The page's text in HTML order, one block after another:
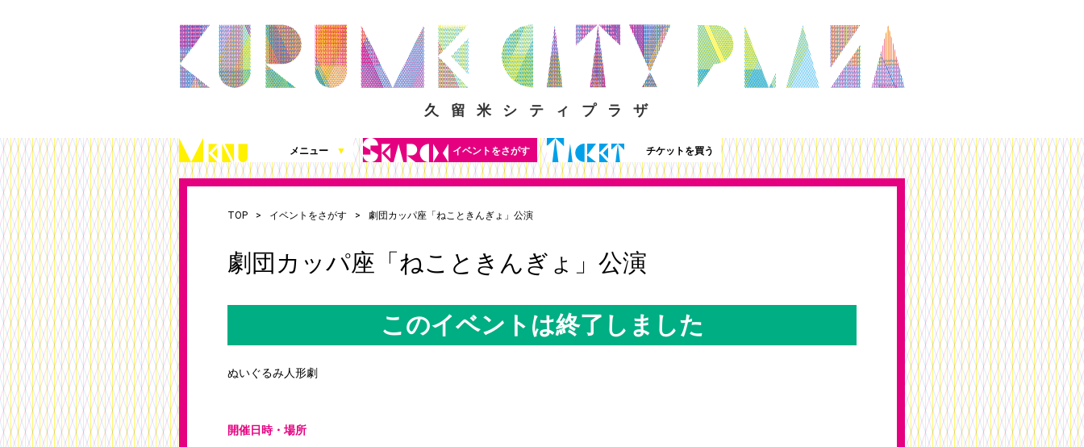
久留米シティプラザ
メニュー ▼
久留米シティプラザとは
施設案内（360度パノラマビュー）
アクセス
施設を借りる
（図面、資料、書類ダウンロード）
施設写真使用・撮影の届出
チケット発売情報
これまでの取組
シティプラザ応援プロジェクト
お知らせ
イベントをさがす チケットを買う
TOP イベントをさがす 劇団カッパ座「ねこときんぎょ」公演
劇団カッパ座「ねこときんぎょ」公演
このイベントは終了しました
ぬいぐるみ人形劇
開催日時・場所